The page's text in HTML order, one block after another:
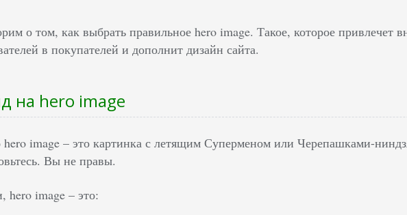
о том, как выбрать правильное hero image. Такое, которое привлечет
в покупателей и дополнит дизайн сайта.
на hero image
image – это картинка с летящим Суперменом или Черепашками-
Вы не правы.
hero image – это: